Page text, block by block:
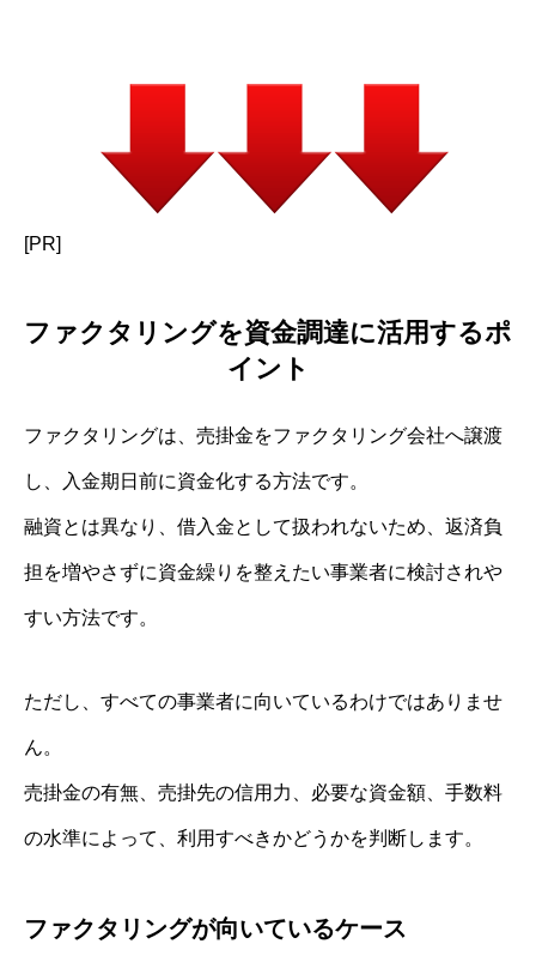
[PR]
ファクタリングを資金調達に活用するポ
イント
ファクタリングは、売掛金をファクタリング会社へ譲渡
し、入金期日前に資金化する方法です。
融資とは異なり、借入金として扱われないため、返済負
担を増やさずに資金繰りを整えたい事業者に検討されや
すい方法です。
ただし、すべての事業者に向いているわけではありませ
ん。
売掛金の有無、売掛先の信用力、必要な資金額、手数料
の水準によって、利用すべきかどうかを判断します。
ファクタリングが向いているケース